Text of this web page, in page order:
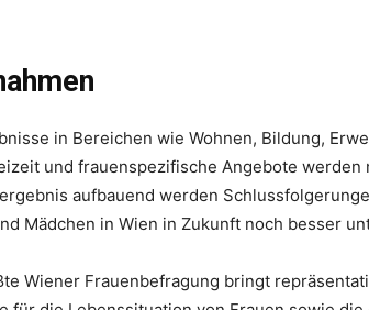
in Bereichen wie Wohnen, Bildung,
und frauenspezifische Angebote
aufbauend werden
Mädchen in Wien in Zukunft noch besser
Wiener Frauenbefragung bringt